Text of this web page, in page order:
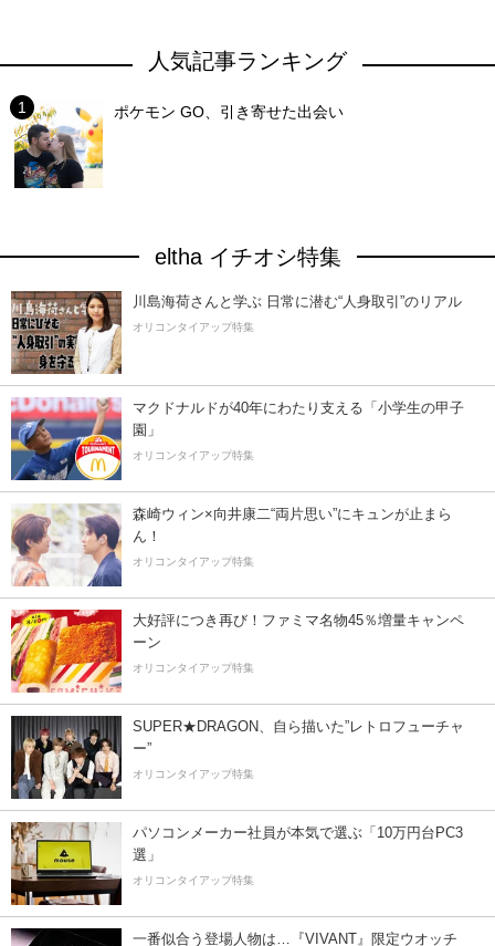
人気記事ランキング
ポケモン GO、引き寄せた出会い
eltha イチオシ特集
川島海荷さんと学ぶ 日常に潜む“人身取引”のリアル
オリコンタイアップ特集
マクドナルドが40年にわたり支える「小学生の甲子
園」
オリコンタイアップ特集
森崎ウィン×向井康二“両片思い”にキュンが止まら
ん！
オリコンタイアップ特集
大好評につき再び！ファミマ名物45％増量キャンペ
ーン
オリコンタイアップ特集
SUPER★DRAGON、自ら描いた”レトロフューチャ
ー”
オリコンタイアップ特集
パソコンメーカー社員が本気で選ぶ「10万円台PC3
選」
オリコンタイアップ特集
一番似合う登場人物は…『VIVANT』限定ウオッチ